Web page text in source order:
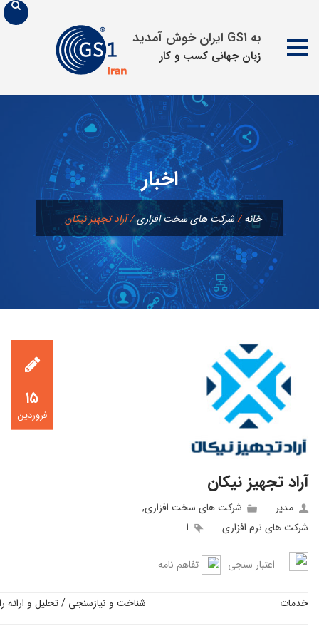
به GS1 ایران خوش آمدید
زبان جهانی كسب و كار
محتوا
اخبار
خانه/شرکت های سخت افزاری/آراد تجهیز نیکان
۱۵
فروردین
آراد تجهیز نیکان
مدیر شرکت های سخت افزاری,
شرکت های نرم افزاری
ا
اعتبار سنجی تفاهم نامه
خدمات
شناخت و نیازسنجی / تحلیل و ارائه